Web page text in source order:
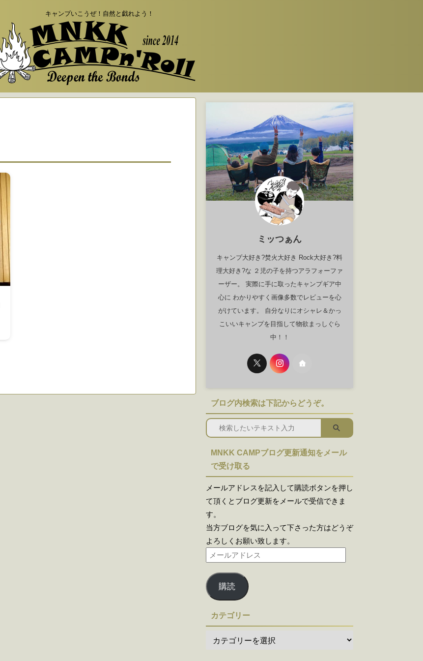
キャンプいこうぜ！自然と戯れよう！
ミッつぁん
キャンプ大好き?焚火大好き Rock大好き?料
理大好き?な ２児の子を持つアラフォーファ
ーザー。 実際に手に取ったキャンプギア中
心に わかりやすく画像多数でレビューを心
がけています。 自分なりにオシャレ＆かっ
こいいキャンプを目指して物欲まっしぐら
中！！
ブログ内検索は下記からどうぞ。
MNKK CAMPブログ更新通知をメール
で受け取る
メールアドレスを記入して購読ボタンを押し
て頂くとブログ更新をメールで受信できま
す。
当方ブログを気に入って下さった方はどうぞ
よろしくお願い致します。
購読
カテゴリー